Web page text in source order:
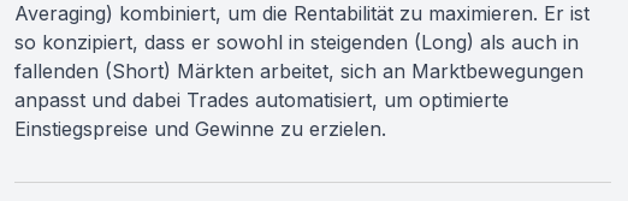
Averaging) kombiniert, um die Rentabilität zu maximieren. Er ist
so konzipiert, dass er sowohl in steigenden (Long) als auch in
fallenden (Short) Märkten arbeitet, sich an Marktbewegungen
anpasst und dabei Trades automatisiert, um optimierte
Einstiegspreise und Gewinne zu erzielen.